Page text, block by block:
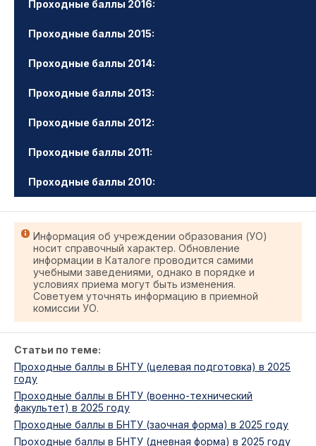
Проходные баллы 2016:
Проходные баллы 2015:
Проходные баллы 2014:
Проходные баллы 2013:
Проходные баллы 2012:
Проходные баллы 2011:
Проходные баллы 2010:
Информация об учреждении образования (УО)
носит справочный характер. Обновление
информации в Каталоге проводится самими
учебными заведениями, однако в порядке и
условиях приема могут быть изменения.
Советуем уточнять информацию в приемной
комиссии УО.
Статьи по теме:
Проходные баллы в БНТУ (целевая подготовка) в 2025
году
Проходные баллы в БНТУ (военно-технический
факультет) в 2025 году
Проходные баллы в БНТУ (заочная форма) в 2025 году
Проходные баллы в БНТУ (дневная форма) в 2025 году